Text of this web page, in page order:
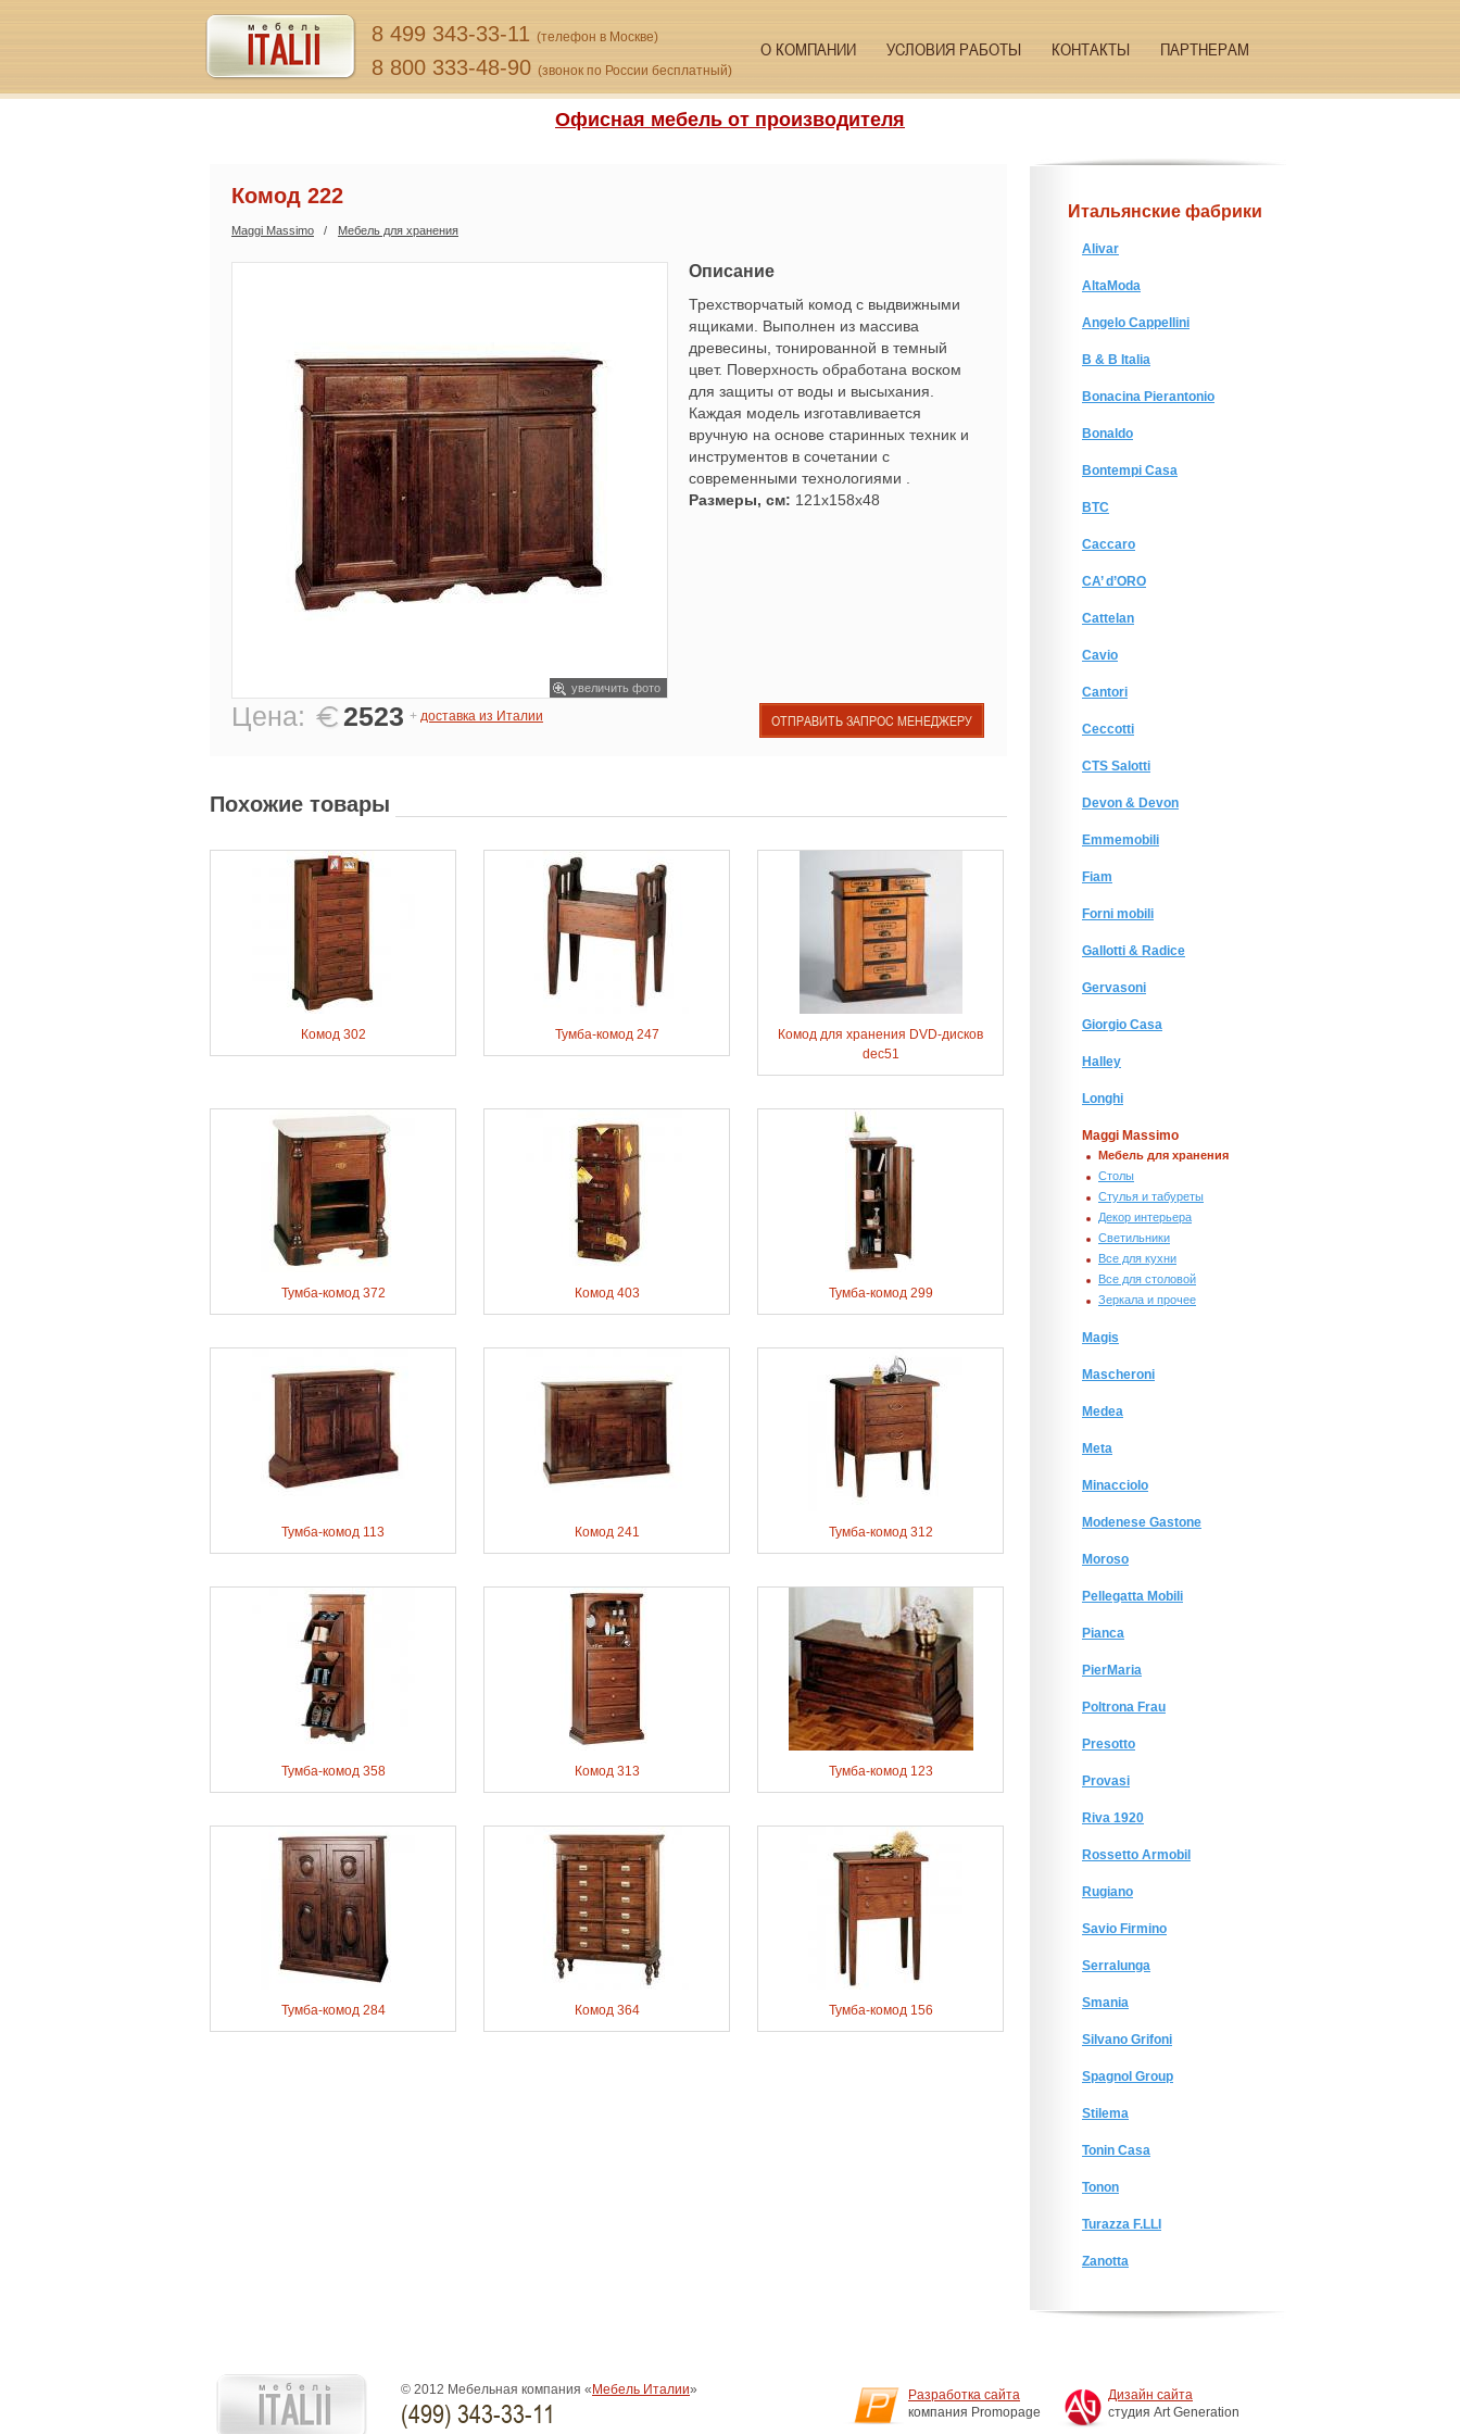
8 499 343-33-11 (телефон в Москве)
8 800 333-48-90 (звонок по России бесплатный)
О КОМПАНИИ УСЛОВИЯ РАБОТЫ КОНТАКТЫ ПАРТНЕРАМ
Офисная мебель от производителя
Комод 222
Maggi Massimo Мебель для хранения
увеличить фото
Описание
Трехстворчатый комод с выдвижными
ящиками. Выполнен из массива
древесины, тонированной в темный
цвет. Поверхность обработана воском
для защиты от воды и высыхания.
Каждая модель изготавливается
вручную на основе старинных техник и
инструментов в сочетании с
современными технологиями .
Размеры, см: 121x158x48
Цена: 2523 + доставка из Италии ОТПРАВИТЬ ЗАПРОС МЕНЕДЖЕРУ
Похожие товары
Комод 302 Тумба-комод 247
Комод для хранения DVD-дисков
dec51
Тумба-комод 372 Комод 403 Тумба-комод 299
Тумба-комод 113 Комод 241 Тумба-комод 312
Тумба-комод 358 Комод 313 Тумба-комод 123
Тумба-комод 284 Комод 364 Тумба-комод 156
Итальянские фабрики
Alivar
AltaModa
Angelo Cappellini
B & B Italia
Bonacina Pierantonio
Bonaldo
Bontempi Casa
BTC
Caccaro
CA’ d’ORO
Cattelan
Cavio
Cantori
Ceccotti
CTS Salotti
Devon & Devon
Emmemobili
Fiam
Forni mobili
Gallotti & Radice
Gervasoni
Giorgio Сasa
Halley
Longhi
Maggi Massimo
Мебель для хранения
Столы
Стулья и табуреты
Декор интерьера
Светильники
Все для кухни
Все для столовой
Зеркала и прочее
Magis
Mascheroni
Medea
Meta
Minacciolo
Modenese Gastone
Moroso
Pellegatta Mobili
Pianca
PierMaria
Poltrona Frau
Presotto
Provasi
Riva 1920
Rossetto Armobil
Rugiano
Savio Firmino
Serralunga
Smania
Silvano Grifoni
Spagnol Group
Stilema
Tonin Casa
Tonon
Turazza F.LLI
Zanotta
© 2012 Мебельная компания « Мебель Италии»
(499) 343-33-11
Дизайн сайта
студия Art Generation
Разработка сайта
компания Promopage